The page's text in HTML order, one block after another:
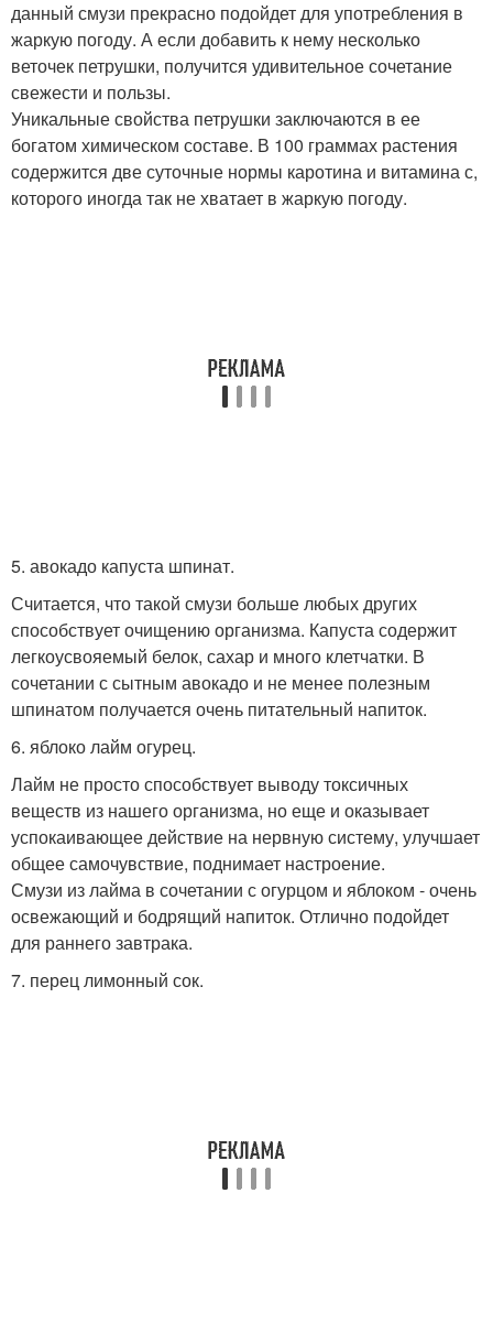
данный смузи прекрасно подойдет для употребления в
жаркую погоду. А если добавить к нему несколько
веточек петрушки, получится удивительное сочетание
свежести и пользы.
Уникальные свойства петрушки заключаются в ее
богатом химическом составе. В 100 граммах растения
содержится две суточные нормы каротина и витамина с,
которого иногда так не хватает в жаркую погоду.
5. авокадо капуста шпинат.
Считается, что такой смузи больше любых других
способствует очищению организма. Капуста содержит
легкоусвояемый белок, сахар и много клетчатки. В
сочетании с сытным авокадо и не менее полезным
шпинатом получается очень питательный напиток.
6. яблоко лайм огурец.
Лайм не просто способствует выводу токсичных
веществ из нашего организма, но еще и оказывает
успокаивающее действие на нервную систему, улучшает
общее самочувствие, поднимает настроение.
Смузи из лайма в сочетании с огурцом и яблоком - очень
освежающий и бодрящий напиток. Отлично подойдет
для раннего завтрака.
7. перец лимонный сок.